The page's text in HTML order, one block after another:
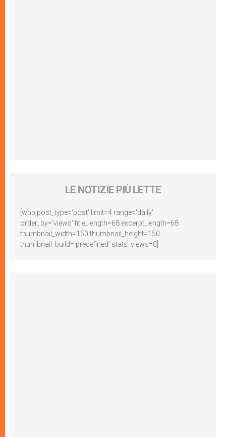
LE NOTIZIE PIÙ LETTE
[wpp post_type='post' limit=4 range='daily'
order_by='views' title_length=68 excerpt_length=68
thumbnail_width=150 thumbnail_height=150
thumbnail_build='predefined' stats_views=0]